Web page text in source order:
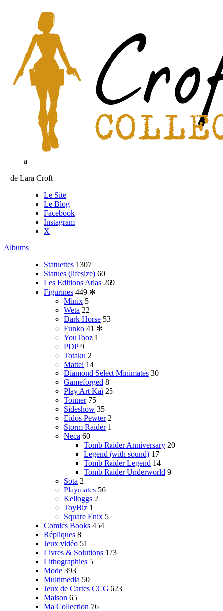
a
+ de Lara Croft
Le Site
Le Blog
Facebook
Instagram
X
Albums
Statuettes 1307
Statues (lifesize) 60
Les Editions Atlas 269
Figurines 449 ✻
Minix 5
Weta 22
Dark Horse 53
Funko 41 ✻
YouTooz 1
PDP 9
Totaku 2
Mattel 14
Diamond Select Minimates 30
Gameforged 8
Play Art Kaï 25
Tonner 75
Sideshow 35
Eidos Pewter 2
Storm Raider 1
Neca 60
Tomb Raider Anniversary 20
Legend (with sound) 17
Tomb Raider Legend 14
Tomb Raider Underworld 9
Sota 2
Playmates 56
Kelloggs 2
ToyBiz 1
Square Enix 5
Comics Books 454
Répliques 8
Jeux vidéo 51
Livres & Solutions 173
Lithographies 5
Mode 393
Multimedia 50
Jeux de Cartes CCG 623
Maison 65
Ma Collection 76